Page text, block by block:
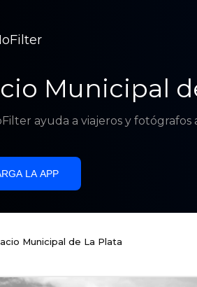
Municipal
ayuda a viajeros y
LA APP
Municipal de La Plata